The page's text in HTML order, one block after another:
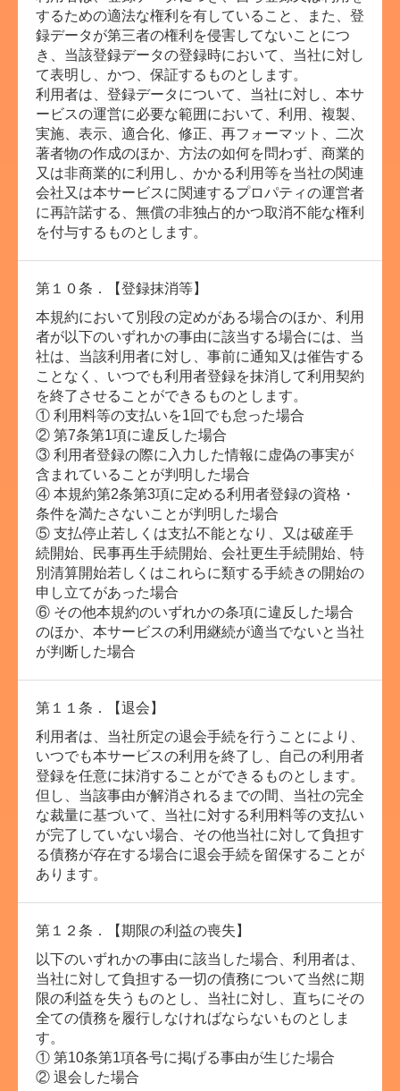
するための適法な権利を有していること、また、登
録データが第三者の権利を侵害してないことにつ
き、当該登録データの登録時において、当社に対し
て表明し、かつ、保証するものとします。
利用者は、登録データについて、当社に対し、本サ
ービスの運営に必要な範囲において、利用、複製、
実施、表示、適合化、修正、再フォーマット、二次
著者物の作成のほか、方法の如何を問わず、商業的
又は非商業的に利用し、かかる利用等を当社の関連
会社又は本サービスに関連するプロパティの運営者
に再許諾する、無償の非独占的かつ取消不能な権利
を付与するものとします。
第１０条．【登録抹消等】
本規約において別段の定めがある場合のほか、利用
者が以下のいずれかの事由に該当する場合には、当
社は、当該利用者に対し、事前に通知又は催告する
ことなく、いつでも利用者登録を抹消して利用契約
を終了させることができるものとします。
① 利用料等の支払いを1回でも怠った場合
② 第7条第1項に違反した場合
③ 利用者登録の際に入力した情報に虚偽の事実が
含まれていることが判明した場合
④ 本規約第2条第3項に定める利用者登録の資格・
条件を満たさないことが判明した場合
⑤ 支払停止若しくは支払不能となり、又は破産手
続開始、民事再生手続開始、会社更生手続開始、特
別清算開始若しくはこれらに類する手続きの開始の
申し立てがあった場合
⑥ その他本規約のいずれかの条項に違反した場合
のほか、本サービスの利用継続が適当でないと当社
が判断した場合
第１１条．【退会】
利用者は、当社所定の退会手続を行うことにより、
いつでも本サービスの利用を終了し、自己の利用者
登録を任意に抹消することができるものとします。
但し、当該事由が解消されるまでの間、当社の完全
な裁量に基づいて、当社に対する利用料等の支払い
が完了していない場合、その他当社に対して負担す
る債務が存在する場合に退会手続を留保することが
あります。
第１２条．【期限の利益の喪失】
以下のいずれかの事由に該当した場合、利用者は、
当社に対して負担する一切の債務について当然に期
限の利益を失うものとし、当社に対し、直ちにその
全ての債務を履行しなければならないものとしま
す。
① 第10条第1項各号に掲げる事由が生じた場合
② 退会した場合